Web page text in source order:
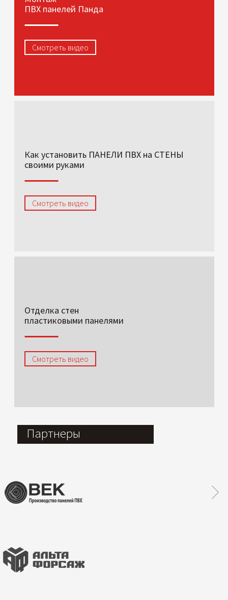
ПВХ панелей Панда
Смотреть видео
Как установить ПАНЕЛИ ПВХ на СТЕНЫ
своими руками
Смотреть видео
Отделка стен
пластиковыми панелями
Смотреть видео
Партнеры